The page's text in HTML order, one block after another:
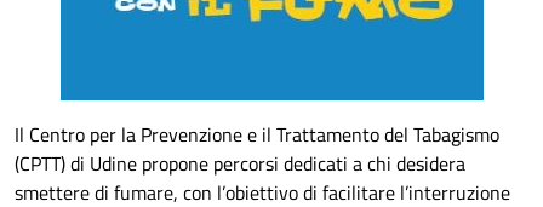
Il Centro per la Prevenzione e il Trattamento del Tabagismo
(CPTT) di Udine propone percorsi dedicati a chi desidera
smettere di fumare, con l’obiettivo di facilitare l’interruzione